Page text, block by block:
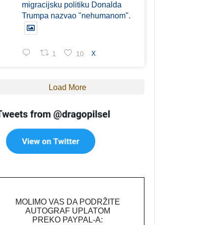
migracijsku politiku Donalda
Trumpa nazvao "nehumanom".
1 10 X
Load More
MOLIMO VAS DA PODRŽITE
AUTOGRAF UPLATOM
PREKO PAYPAL-A: